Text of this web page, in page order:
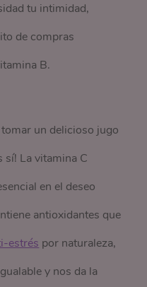
tu intimidad,
de compras
B.
un delicioso jugo
sí! La vitamina C
en el deseo
antioxidantes que
estrés por naturaleza,
y nos da la